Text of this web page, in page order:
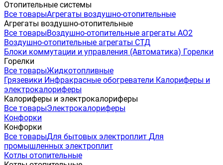
Отопительные системы
Все товарыАгрегаты воздушно-отопительные
Агрегаты воздушно-отопительные
Все товарыВоздушно-отопительные агрегаты АО2
Воздушно-отопительные агрегаты СТД
Блоки коммутации и управления (Автоматика) Горелки
Горелки
Все товарыЖидкотопливные
Грязевики Инфракрасные обогреватели Калориферы и
электрокалориферы
Калориферы и электрокалориферы
Все товарыЭлектрокалориферы
Конфорки
Конфорки
Все товарыДля бытовых электроплит Для
промышленных электроплит
Котлы отопительные